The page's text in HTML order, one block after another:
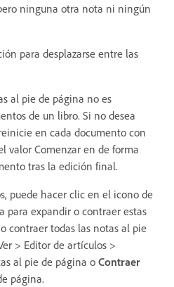
ninguna otra nota ni ningún
para desplazarse entre las
al pie de página no es
de un libro. Si no desea
en cada documento con
valor Comenzar en de forma
tras la edición final.
puede hacer clic en el icono de
para expandir o contraer estas
contraer todas las notas al pie
> Editor de artículos >
al pie de página o Contraer
página.